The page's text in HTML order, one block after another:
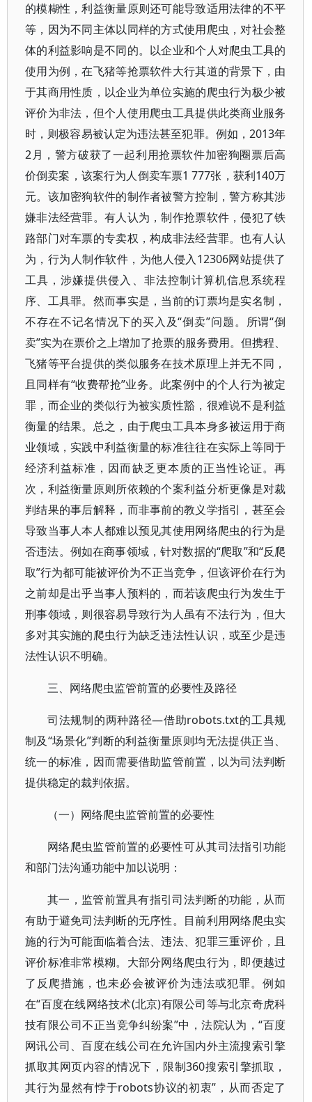
的模糊性，利益衡量原则还可能导致适用法律的不平
等，因为不同主体以同样的方式使用爬虫，对社会整
体的利益影响是不同的。以企业和个人对爬虫工具的
使用为例，在飞猪等抢票软件大行其道的背景下，由
于其商用性质，以企业为单位实施的爬虫行为极少被
评价为非法，但个人使用爬虫工具提供此类商业服务
时，则极容易被认定为违法甚至犯罪。例如，2013年
2月，警方破获了一起利用抢票软件加密狗圈票后高
价倒卖案，该案行为人倒卖车票1 777张，获利140万
元。该加密狗软件的制作者被警方控制，警方称其涉
嫌非法经营罪。有人认为，制作抢票软件，侵犯了铁
路部门对车票的专卖权，构成非法经营罪。也有人认
为，行为人制作软件，为他人侵入12306网站提供了
工具，涉嫌提供侵入、非法控制计算机信息系统程
序、工具罪。然而事实是，当前的订票均是实名制，
不存在不记名情况下的买入及“倒卖”问题。所谓“倒
卖”实为在票价之上增加了抢票的服务费用。但携程、
飞猪等平台提供的类似服务在技术原理上并无不同，
且同样有“收费帮抢”业务。此案例中的个人行为被定
罪，而企业的类似行为被实质性豁，很难说不是利益
衡量的结果。总之，由于爬虫工具本身多被运用于商
业领域，实践中利益衡量的标准往往在实际上等同于
经济利益标准，因而缺乏更本质的正当性论证。再
次，利益衡量原则所依赖的个案利益分析更像是对裁
判结果的事后解释，而非事前的教义学指引，甚至会
导致当事人本人都难以预见其使用网络爬虫的行为是
否违法。例如在商事领域，针对数据的“爬取”和“反爬
取”行为都可能被评价为不正当竞争，但该评价在行为
之前却是出乎当事人预料的，而若该爬虫行为发生于
刑事领域，则很容易导致行为人虽有不法行为，但大
多对其实施的爬虫行为缺乏违法性认识，或至少是违
法性认识不明确。
三、网络爬虫监管前置的必要性及路径
司法规制的两种路径—借助robots.txt的工具规
制及“场景化”判断的利益衡量原则均无法提供正当、
统一的标准，因而需要借助监管前置，以为司法判断
提供稳定的裁判依据。
（一）网络爬虫监管前置的必要性
网络爬虫监管前置的必要性可从其司法指引功能
和部门法沟通功能中加以说明：
其一，监管前置具有指引司法判断的功能，从而
有助于避免司法判断的无序性。目前利用网络爬虫实
施的行为可能面临着合法、违法、犯罪三重评价，且
评价标准非常模糊。大部分网络爬虫行为，即便越过
了反爬措施，也未必会被评价为违法或犯罪。例如
在“百度在线网络技术(北京)有限公司等与北京奇虎科
技有限公司不正当竞争纠纷案”中，法院认为，“百度
网讯公司、百度在线公司在允许国内外主流搜索引擎
抓取其网页内容的情况下，限制360搜索引擎抓取，
其行为显然有悖于robots协议的初衷”，从而否定了